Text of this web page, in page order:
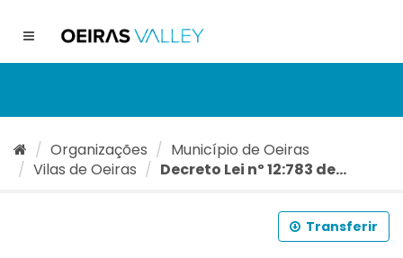
conteúdo
Toggle
Organizações
Município de Oeiras
Vilas de Oeiras
Decreto Lei nº 12:783 de...
Transferir